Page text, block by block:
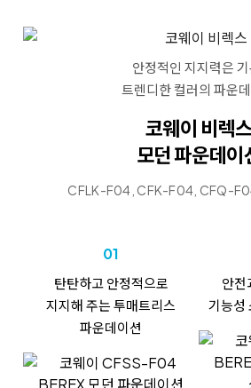
안정적인 지지력은 기
트렌디한 컬러의 파운
코웨이 비렉
모던 파운데이
CFLK-F04, CFK-F04, CFQ-
01
탄탄하고 안정적으로
지지해 주는 투매트리스
파운데이션
안전
기능성